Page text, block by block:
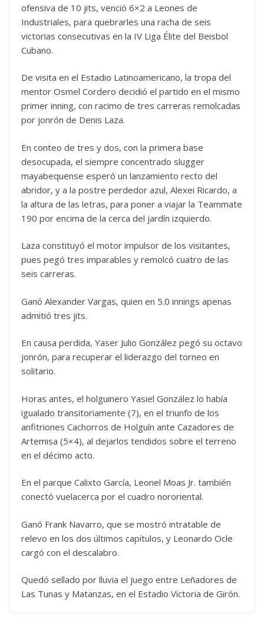
ofensiva de 10 jits, venció 6×2 a Leones de
Industriales, para quebrarles una racha de seis
victorias consecutivas en la IV Liga Élite del Beisbol
Cubano.
De visita en el Estadio Latinoamericano, la tropa del
mentor Osmel Cordero decidió el partido en el mismo
primer inning, con racimo de tres carreras remolcadas
por jonrón de Denis Laza.
En conteo de tres y dos, con la primera base
desocupada, el siempre concentrado slugger
mayabequense esperó un lanzamiento recto del
abridor, y a la postre perdedor azul, Alexei Ricardo, a
la altura de las letras, para poner a viajar la Teammate
190 por encima de la cerca del jardín izquierdo.
Laza constituyó el motor impulsor de los visitantes,
pues pegó tres imparables y remolcó cuatro de las
seis carreras.
Ganó Alexander Vargas, quien en 5.0 innings apenas
admitió tres jits.
En causa perdida, Yaser Julio González pegó su octavo
jonrón, para recuperar el liderazgo del torneo en
solitario.
Horas antes, el holguinero Yasiel González lo había
igualado transitoriamente (7), en el triunfo de los
anfitriones Cachorros de Holguín ante Cazadores de
Artemisa (5×4), al dejarlos tendidos sobre el terreno
en el décimo acto.
En el parque Calixto García, Leonel Moas Jr. también
conectó vuelacerca por el cuadro nororiental.
Ganó Frank Navarro, que se mostró intratable de
relevo en los dos últimos capítulos, y Leonardo Ocle
cargó con el descalabro.
Quedó sellado por lluvia el juego entre Leñadores de
Las Tunas y Matanzas, en el Estadio Victoria de Girón.